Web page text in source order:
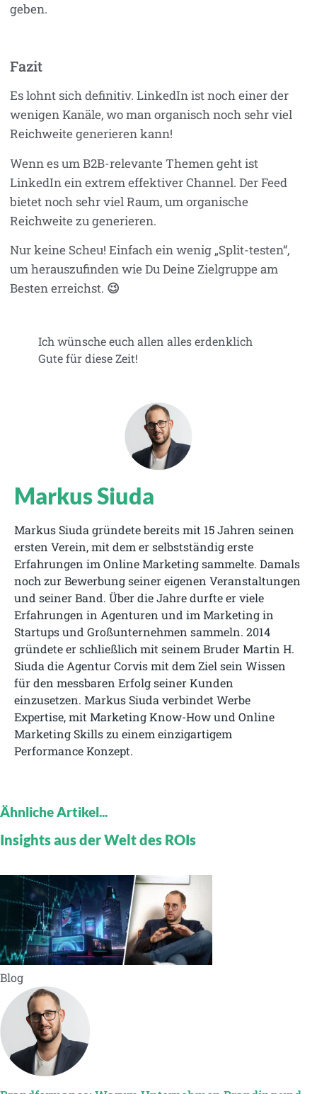
geben.
Fazit
Es lohnt sich definitiv. LinkedIn ist noch einer der
wenigen Kanäle, wo man organisch noch sehr viel
Reichweite generieren kann!
Wenn es um B2B-relevante Themen geht ist
LinkedIn ein extrem effektiver Channel. Der Feed
bietet noch sehr viel Raum, um organische
Reichweite zu generieren.
Nur keine Scheu! Einfach ein wenig „Split-testen“,
um herauszufinden wie Du Deine Zielgruppe am
Besten erreichst. 😉
Ich wünsche euch allen alles erdenklich
Gute für diese Zeit!
Markus Siuda
Markus Siuda gründete bereits mit 15 Jahren seinen
ersten Verein, mit dem er selbstständig erste
Erfahrungen im Online Marketing sammelte. Damals
noch zur Bewerbung seiner eigenen Veranstaltungen
und seiner Band. Über die Jahre durfte er viele
Erfahrungen in Agenturen und im Marketing in
Startups und Großunternehmen sammeln. 2014
gründete er schließlich mit seinem Bruder Martin H.
Siuda die Agentur Corvis mit dem Ziel sein Wissen
für den messbaren Erfolg seiner Kunden
einzusetzen. Markus Siuda verbindet Werbe
Expertise, mit Marketing Know-How und Online
Marketing Skills zu einem einzigartigem
Performance Konzept.
Ähnliche Artikel...
Insights aus der Welt des ROIs
Blog